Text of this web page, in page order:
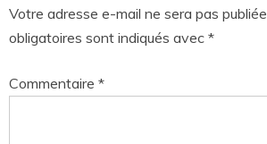
Votre adresse e-mail ne sera pas publiée.
obligatoires sont indiqués avec *
Commentaire *